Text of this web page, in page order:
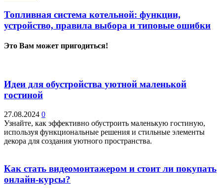
Топливная система котельной: функции,
устройство, правила выбора и типовые ошибки
Это Вам может пригодиться!
Идеи для обустройства уютной маленькой
гостиной
27.08.2024 0
Узнайте, как эффективно обустроить маленькую гостиную,
используя функциональные решения и стильные элементы
декора для создания уютного пространства.
Как стать видеомонтажером и стоит ли покупать
онлайн-курсы?